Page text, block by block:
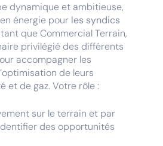
dynamique et ambitieuse,
énergie pour les syndics
tant que Commercial Terrain,
privilégié des différents
accompagner les
de leurs
et de gaz. Votre rôle :
sur le terrain et par
des opportunités